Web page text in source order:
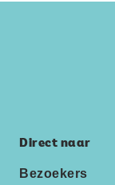
Direct naar
Bezoekers